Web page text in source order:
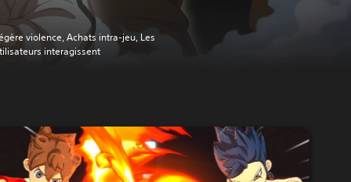
violence, Achats intra-jeu, Les
interagissent